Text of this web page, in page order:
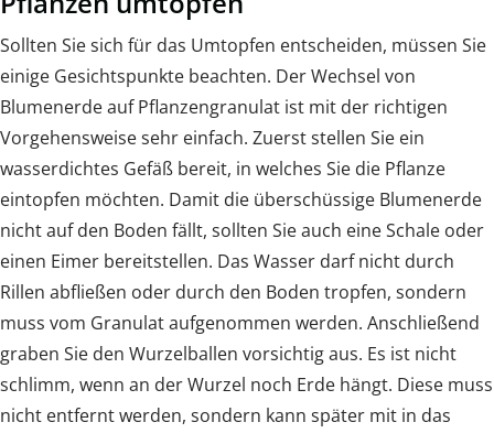
Sollten Sie sich für das Umtopfen entscheiden, müssen Sie
einige Gesichtspunkte beachten. Der Wechsel von
Blumenerde auf Pflanzengranulat ist mit der richtigen
Vorgehensweise sehr einfach. Zuerst stellen Sie ein
wasserdichtes Gefäß bereit, in welches Sie die Pflanze
eintopfen möchten. Damit die überschüssige Blumenerde
nicht auf den Boden fällt, sollten Sie auch eine Schale oder
einen Eimer bereitstellen. Das Wasser darf nicht durch
Rillen abfließen oder durch den Boden tropfen, sondern
muss vom Granulat aufgenommen werden. Anschließend
graben Sie den Wurzelballen vorsichtig aus. Es ist nicht
schlimm, wenn an der Wurzel noch Erde hängt. Diese muss
nicht entfernt werden, sondern kann später mit in das